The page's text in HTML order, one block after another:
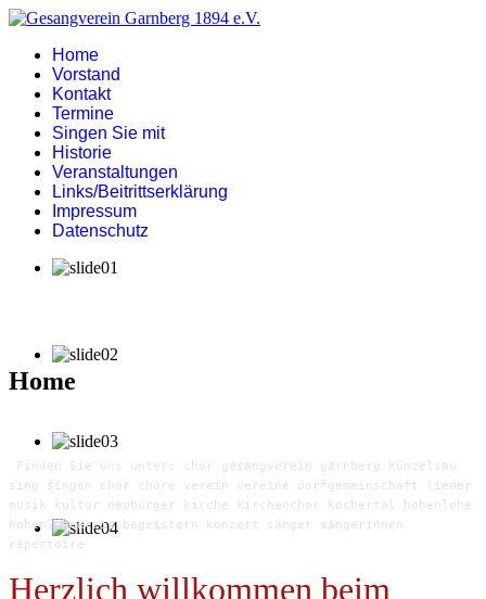
Home
Vorstand
Kontakt
Termine
Singen Sie mit
Historie
Veranstaltungen
Links/Beitrittserklärung
Impressum
Datenschutz
Home
Finden Sie uns unter: chor gesangverein garnberg künzelsau
sing singen chor chöre verein vereine dorfgemeinschaft lieder
musik kultur neubürger kirche kirchenchor kochertal hohenlohe
hohenlohekreis begeistern konzert sänger sängerinnen
repertoire
Herzlich willkommen beim